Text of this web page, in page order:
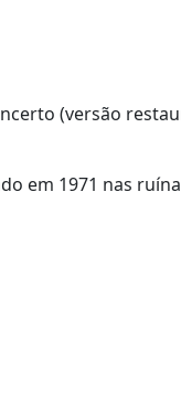
(versão
em 1971 nas